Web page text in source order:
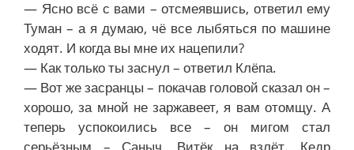
— Ясно всё с вами – отсмеявшись, ответил ему
Туман – а я думаю, чё все лыбяться по машине
ходят. И когда вы мне их нацепили?
— Как только ты заснул – ответил Клёпа.
— Вот же засранцы – покачав головой сказал он –
хорошо, за мной не заржавеет, я вам отомщу. А
теперь успокоились все – он мигом стал
серьёзным – Саныч, Витёк на взлёт. Кедр